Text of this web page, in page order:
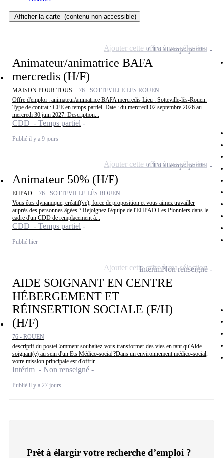
Afficher la carte (contenu non-accessible)
Animateur/animatrice BAFA
mercredis (H/F)
MAISON POUR TOUS - 76 - SOTTEVILLE LES ROUEN
Offre d'emploi : animateur/animatrice BAFA mercredis Lieu : Sotteville-lès-Rouen.
Type de contrat : CEE en temps partiel. Date : du mercredi 02 septembre 2026 au
mercredi 30 juin 2027. Description...
CDD - Temps partiel
Publié il y a 9 jours
CDDTemps partiel
Ajouter cette offre à ma sélection
Animateur 50% (H/F)
EHPAD - 76 - SOTTEVILLE-LÈS-ROUEN
Vous êtes dynamique, créatif(ve), force de proposition et vous aimez travailler
auprès des personnes âgées ? Rejoignez l'équipe de l'EHPAD Les Pionniers dans le
cadre d'un CDD de remplacement à...
CDD - Temps partiel
Publié hier
CDDTemps partiel
Ajouter cette offre à ma sélection
AIDE SOIGNANT EN CENTRE
HÉBERGEMENT ET
RÉINSERTION SOCIALE (F/H)
(H/F)
76 - ROUEN
descriptif du posteComment souhaitez-vous transformer des vies en tant qu'Aide
soignant(e) au sein d'un Ets Médico-social ?Dans un environnement médico-social,
votre mission principale est d'offrir...
Intérim - Non renseigné
Publié il y a 27 jours
IntérimNon renseigné
Ajouter cette offre à ma sélection
Prêt à élargir votre recherche d’emploi ?